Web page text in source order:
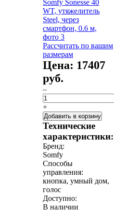
Рассчитать по вашим
размерам
Цена: 17407
руб.
–
+
Добавить в корзину
Технические
характеристики:
Бренд:
Somfy
Способы
управления:
кнопка, умный дом,
голос
Доступно:
В наличии